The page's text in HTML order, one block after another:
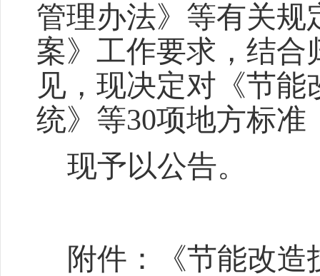
管理办法》等有关规
案》工作要求，结合
见，现决定对《节
统》等30项地方标准
现予以公告。
附件：《节能改